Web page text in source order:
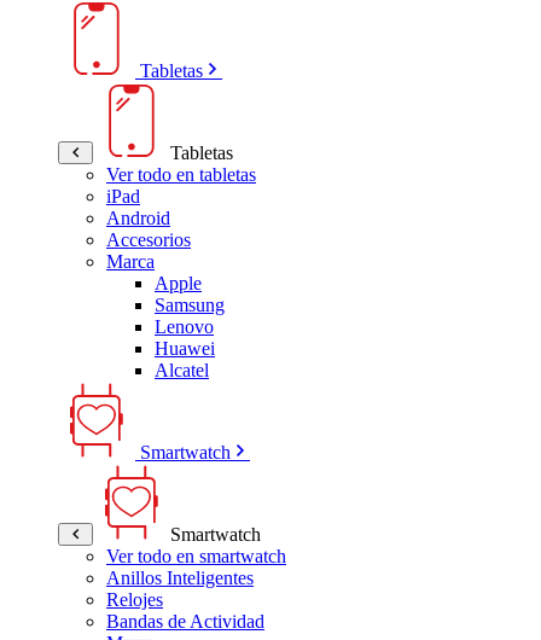
Tabletas
Tabletas
Ver todo en tabletas
iPad
Android
Accesorios
Marca
Apple
Samsung
Lenovo
Huawei
Alcatel
Smartwatch
Smartwatch
Ver todo en smartwatch
Anillos Inteligentes
Relojes
Bandas de Actividad